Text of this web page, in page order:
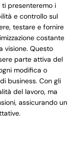
ti presenteremo i
e controllo sul
testare e fornire
costante
visione. Questo
parte attiva del
modifica o
business. Con gli
del lavoro, ma
assicurando un